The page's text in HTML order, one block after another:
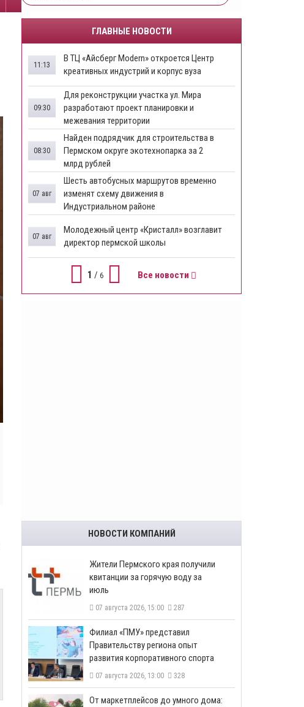
ГЛАВНЫЕ НОВОСТИ
​В ТЦ «Айсберг Modern» откроется Центр
креативных индустрий и корпус вуза
11:13
Для реконструкции участка ул. Мира
разработают проект планировки и
межевания территории
09:30
Найден подрядчик для строительства в
Пермском округе экотехнопарка за 2
млрд рублей
08:30
Шесть автобусных маршрутов временно
изменят схему движения в
Индустриальном районе
07 авг
Молодежный центр «Кристалл» возглавит
директор пермской школы
07 авг
1 / 6 Все новости
НОВОСТИ КОМПАНИЙ
​Жители Пермского края получили
квитанции за горячую воду за
июль
07 августа 2026, 15:00 287
​Филиал «ПМУ» представил
Правительству региона опыт
развития корпоративного спорта
07 августа 2026, 13:00 328
От маркетплейсов до умного дома: